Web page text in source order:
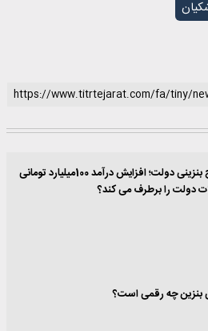
اشکالات طرح بنزینی دولت؛ افزایش درآمد 100میلیارد تومانی
دولت را برطرف می کند؟
بنزین چه رقمی است؟